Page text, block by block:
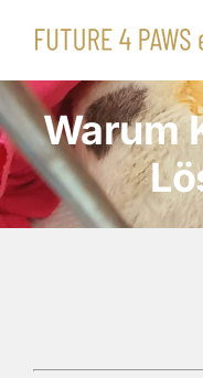
Inhalt
Warum